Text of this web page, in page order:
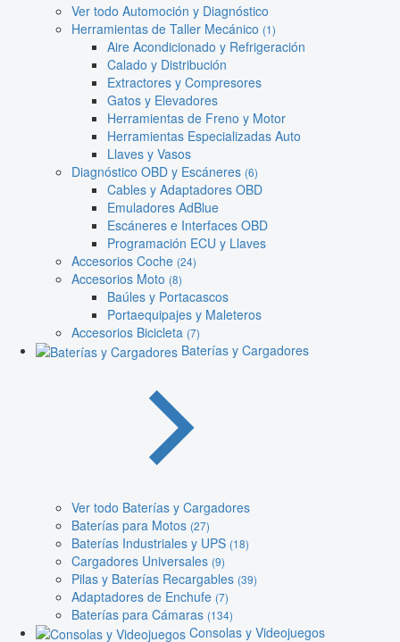
Ver todo Automoción y Diagnóstico
Herramientas de Taller Mecánico (1)
Aire Acondicionado y Refrigeración
Calado y Distribución
Extractores y Compresores
Gatos y Elevadores
Herramientas de Freno y Motor
Herramientas Especializadas Auto
Llaves y Vasos
Diagnóstico OBD y Escáneres (6)
Cables y Adaptadores OBD
Emuladores AdBlue
Escáneres e Interfaces OBD
Programación ECU y Llaves
Accesorios Coche (24)
Accesorios Moto (8)
Baúles y Portacascos
Portaequipajes y Maleteros
Accesorios Bicicleta (7)
Baterías y Cargadores
Ver todo Baterías y Cargadores
Baterías para Motos (27)
Baterías Industriales y UPS (18)
Cargadores Universales (9)
Pilas y Baterías Recargables (39)
Adaptadores de Enchufe (7)
Baterías para Cámaras (134)
Consolas y Videojuegos